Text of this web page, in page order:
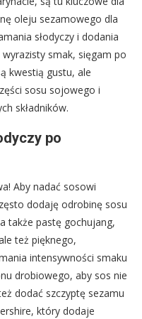
oleju sezamowego dla
słodyczy i dodania
wyrazisty smak, sięgam po
kwestią gustu, ale
sosu sojowego i
składników.
po
Aby nadać sosowi
dodaję odrobinę sosu
także pastę gochujang,
też pięknego,
intensywności smaku
drobiowego, aby sos nie
dodać szczyptę sezamu
który dodaje